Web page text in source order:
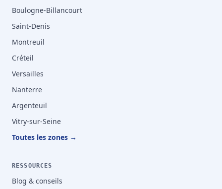
Boulogne-Billancourt
Saint-Denis
Montreuil
Créteil
Versailles
Nanterre
Argenteuil
Vitry-sur-Seine
Toutes les zones →
RESSOURCES
Blog & conseils